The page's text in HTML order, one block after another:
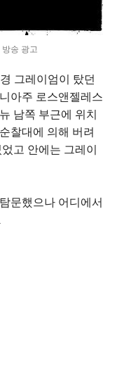
송 광고
그레이엄이 탔던
아주 로스앤젤레스
남쪽 부근에 위치
찰대에 의해 버려
고 안에는 그레이
문했으나 어디에서